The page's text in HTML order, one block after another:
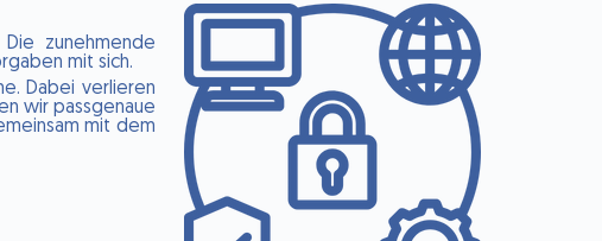
zunehmende
mit sich.
Dabei verlieren
wir passgenaue
mit dem